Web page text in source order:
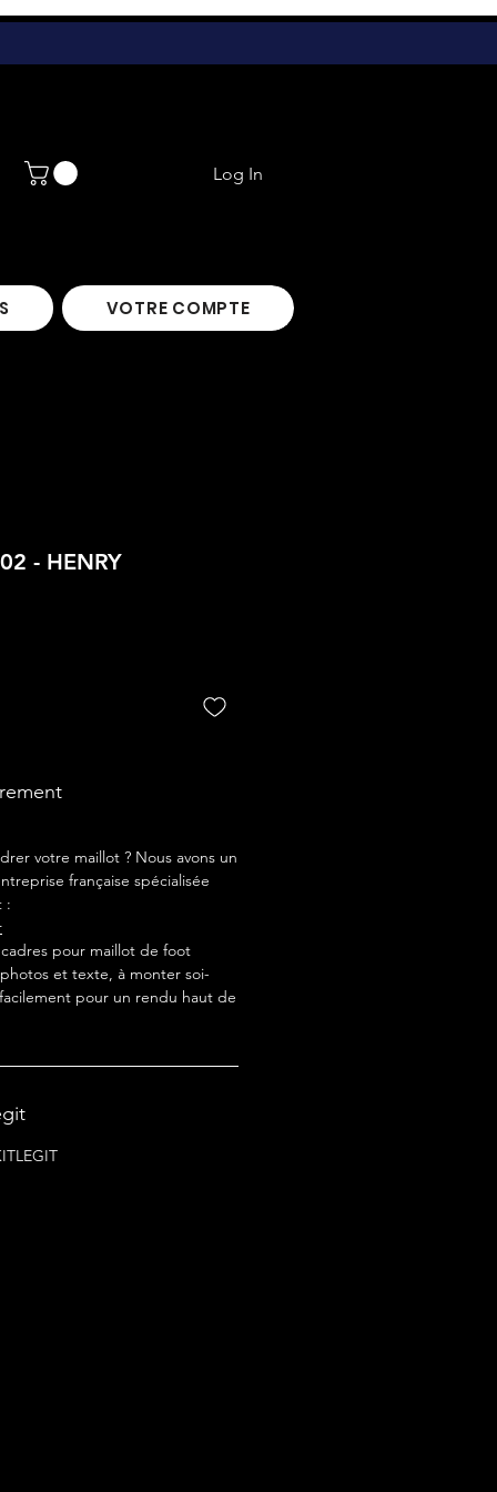
Log In
VOTRE COMPTE
- HENRY
votre maillot ? Nous avons un
française spécialisée
:
pour maillot de foot
et texte, à monter soi-
pour un rendu haut de